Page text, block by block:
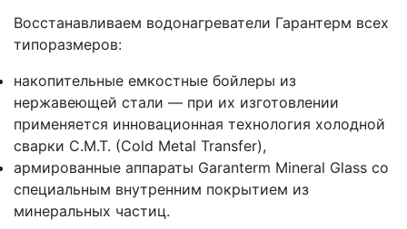
Восстанавливаем водонагреватели Гарантерм всех
типоразмеров:
накопительные емкостные бойлеры из
нержавеющей стали — при их изготовлении
применяется инновационная технология холодной
сварки C.M.T. (Cold Metal Transfer),
армированные аппараты Garanterm Mineral Glass со
специальным внутренним покрытием из
минеральных частиц.